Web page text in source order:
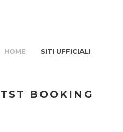
HOME SITI UFFICIALI
TST BOOKING